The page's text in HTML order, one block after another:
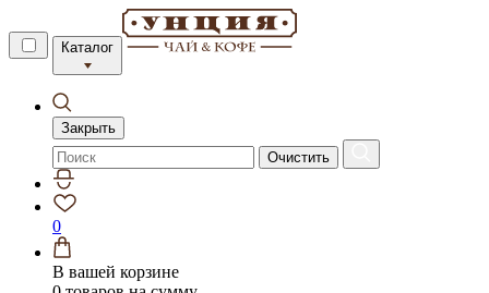
Каталог
Закрыть
Очистить
0
В вашей корзине